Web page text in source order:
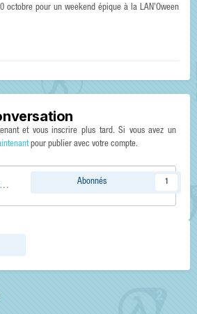
octobre pour un weekend épique à la LAN'Oween
et vous inscrire plus tard. Si vous avez un
pour publier avec votre compte.
Abonnés 1